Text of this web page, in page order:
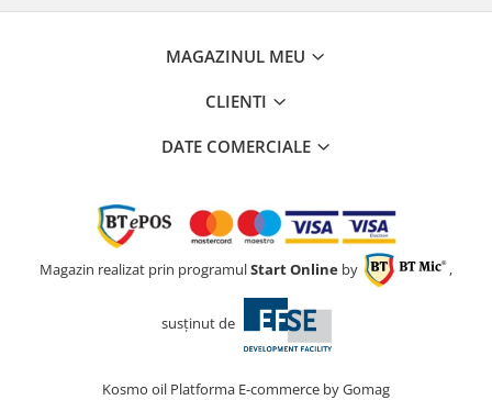
MAGAZINUL MEU
CLIENTI
DATE COMERCIALE
Magazin realizat prin programulStart Online by ,
susținut de
Kosmo oil Platforma E-commerce by Gomag